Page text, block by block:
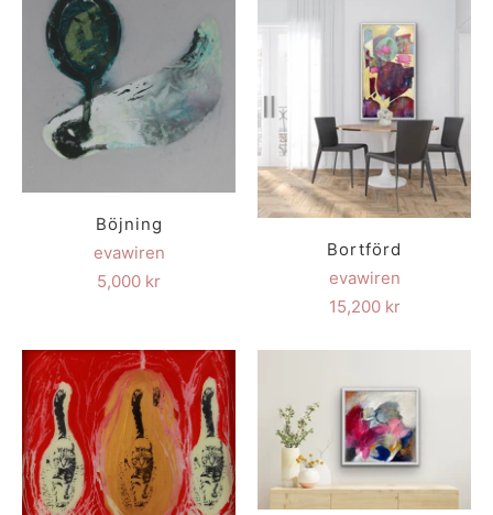
Böjning
evawiren
5,000 kr
Bortförd
evawiren
15,200 kr